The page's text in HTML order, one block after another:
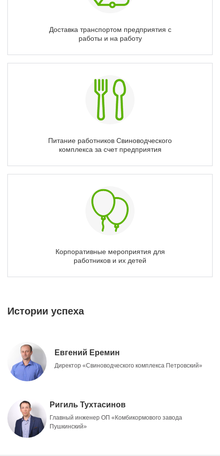
Доставка транспортом предприятия с
работы и на работу
Питание работников Свиноводческого
комплекса за счет предприятия
Корпоративные мероприятия для
работников и их детей
Истории успеха
Евгений Еремин
Директор «Свиноводческого комплекса Петровский»
Ригиль Тухтасинов
Главный инженер ОП «Комбикормового завода
Пушкинский»